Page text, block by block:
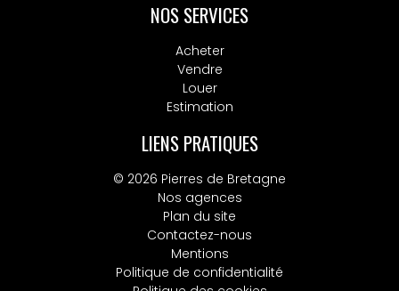
NOS SERVICES
Acheter
Vendre
Louer
Estimation
LIENS PRATIQUES
© 2026 Pierres de Bretagne
Nos agences
Plan du site
Contactez-nous
Mentions
Politique de confidentialité